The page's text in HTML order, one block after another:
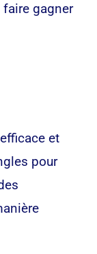
faire gagner
et
pour